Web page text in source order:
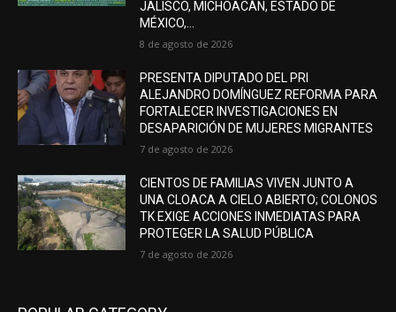
JALISCO, MICHOACÁN, ESTADO DE
MÉXICO,...
8 de agosto de 2026
PRESENTA DIPUTADO DEL PRI
ALEJANDRO DOMÍNGUEZ REFORMA PARA
FORTALECER INVESTIGACIONES EN
DESAPARICIÓN DE MUJERES MIGRANTES
7 de agosto de 2026
CIENTOS DE FAMILIAS VIVEN JUNTO A
UNA CLOACA A CIELO ABIERTO; COLONOS
TK EXIGE ACCIONES INMEDIATAS PARA
PROTEGER LA SALUD PÚBLICA
7 de agosto de 2026